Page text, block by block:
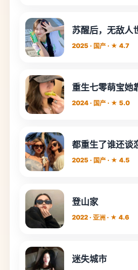
苏醒后，无敌人
2025 · 国产 · ★ 4.7
重生七零萌宝她
2024 · 国产 · ★ 5.0
都重生了谁还谈
2025 · 国产 · ★ 4.5
登山家
2022 · 亚洲 · ★ 4.6
迷失城市